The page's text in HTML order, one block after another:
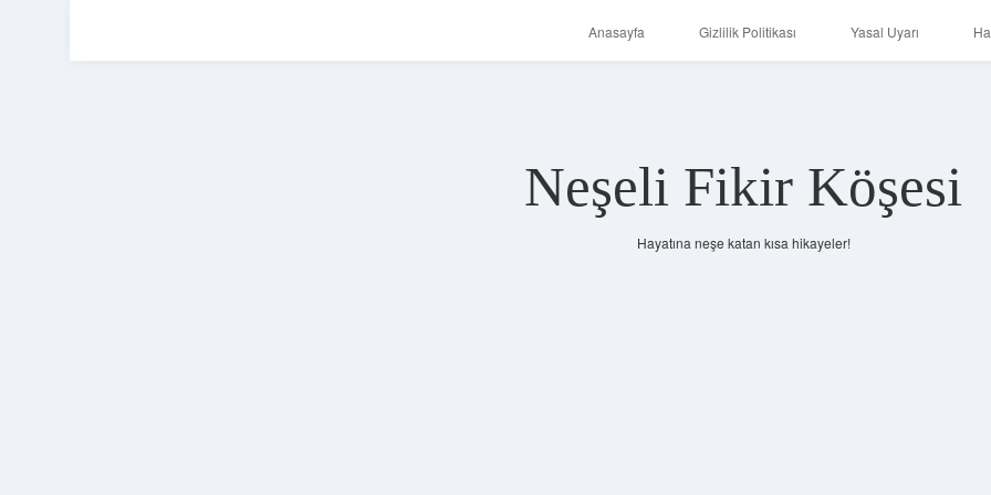
Anasayfa Gizlilik Politikası Yasal Uyarı
Neşeli Fikir Köşesi
Hayatına neşe katan kısa hikayeler!